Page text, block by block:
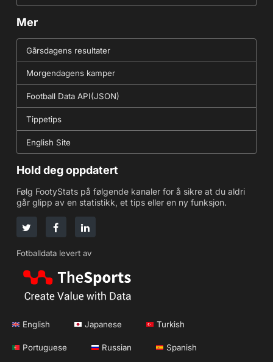
Mer
Gårsdagens resultater
Morgendagens kamper
Football Data API(JSON)
Tippetips
English Site
Hold deg oppdatert
Følg FootyStats på følgende kanaler for å sikre at du aldri
går glipp av en statistikk, et tips eller en ny funksjon.
Fotballdata levert av
English Japanese Turkish
Portuguese Russian Spanish